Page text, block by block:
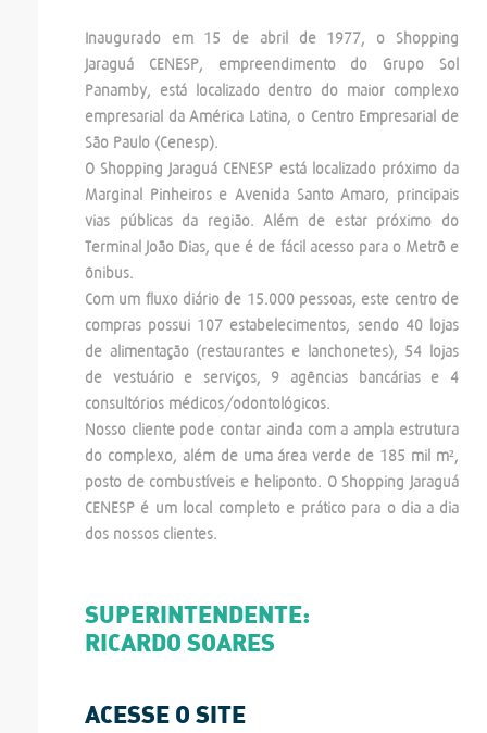
Inaugurado em 15 de abril de 1977, o Shopping
Jaraguá CENESP, empreendimento do Grupo Sol
Panamby, está localizado dentro do maior complexo
empresarial da América Latina, o Centro Empresarial de
São Paulo (Cenesp).
O Shopping Jaraguá CENESP está localizado próximo da
Marginal Pinheiros e Avenida Santo Amaro, principais
vias públicas da região. Além de estar próximo do
Terminal João Dias, que é de fácil acesso para o Metrô e
ônibus.
Com um fluxo diário de 15.000 pessoas, este centro de
compras possui 107 estabelecimentos, sendo 40 lojas
de alimentação (restaurantes e lanchonetes), 54 lojas
de vestuário e serviços, 9 agências bancárias e 4
consultórios médicos/odontológicos.
Nosso cliente pode contar ainda com a ampla estrutura
do complexo, além de uma área verde de 185 mil m²,
posto de combustíveis e heliponto. O Shopping Jaraguá
CENESP é um local completo e prático para o dia-a-dia
dos nossos clientes.
SUPERINTENDENTE:
RICARDO SOARES
ACESSE O SITE